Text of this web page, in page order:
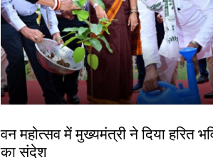
वन महोत्सव में मुख्यमंत्री ने दिया हरित
का संदेश